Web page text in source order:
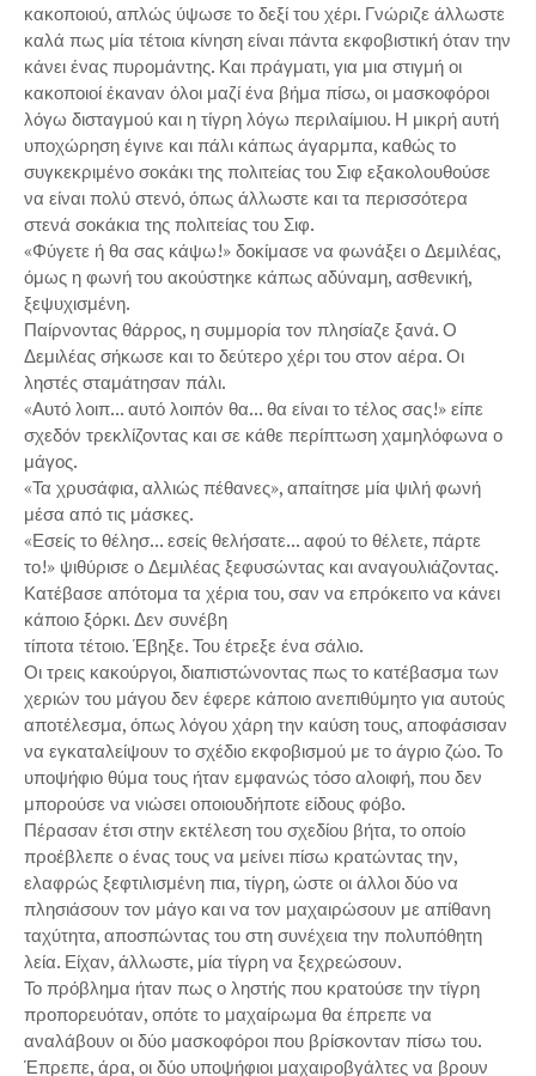
κακοποιού, απλώς ύψωσε το δεξί του χέρι. Γνώριζε άλλωστε
καλά πως μία τέτοια κίνηση είναι πάντα εκφοβιστική όταν την
κάνει ένας πυρομάντης. Και πράγματι, για μια στιγμή οι
κακοποιοί έκαναν όλοι μαζί ένα βήμα πίσω, οι μασκοφόροι
λόγω δισταγμού και η τίγρη λόγω περιλαίμιου. Η μικρή αυτή
υποχώρηση έγινε και πάλι κάπως άγαρμπα, καθώς το
συγκεκριμένο σοκάκι της πολιτείας του Σιφ εξακολουθούσε
να είναι πολύ στενό, όπως άλλωστε και τα περισσότερα
στενά σοκάκια της πολιτείας του Σιφ.
«Φύγετε ή θα σας κάψω!» δοκίμασε να φωνάξει ο Δεμιλέας,
όμως η φωνή του ακούστηκε κάπως αδύναμη, ασθενική,
ξεψυχισμένη.
Παίρνοντας θάρρος, η συμμορία τον πλησίαζε ξανά. Ο
Δεμιλέας σήκωσε και το δεύτερο χέρι του στον αέρα. Οι
ληστές σταμάτησαν πάλι.
«Αυτό λοιπ... αυτό λοιπόν θα... θα είναι το τέλος σας!» είπε
σχεδόν τρεκλίζοντας και σε κάθε περίπτωση χαμηλόφωνα ο
μάγος.
«Τα χρυσάφια, αλλιώς πέθανες», απαίτησε μία ψιλή φωνή
μέσα από τις μάσκες.
«Εσείς το θέλησ... εσείς θελήσατε... αφού το θέλετε, πάρτε
το!» ψιθύρισε ο Δεμιλέας ξεφυσώντας και αναγουλιάζοντας.
Κατέβασε απότομα τα χέρια του, σαν να επρόκειτο να κάνει
κάποιο ξόρκι. Δεν συνέβη
τίποτα τέτοιο. Έβηξε. Του έτρεξε ένα σάλιο.
Οι τρεις κακούργοι, διαπιστώνοντας πως το κατέβασμα των
χεριών του μάγου δεν έφερε κάποιο ανεπιθύμητο για αυτούς
αποτέλεσμα, όπως λόγου χάρη την καύση τους, αποφάσισαν
να εγκαταλείψουν το σχέδιο εκφοβισμού με το άγριο ζώο. Το
υποψήφιο θύμα τους ήταν εμφανώς τόσο αλοιφή, που δεν
μπορούσε να νιώσει οποιουδήποτε είδους φόβο.
Πέρασαν έτσι στην εκτέλεση του σχεδίου βήτα, το οποίο
προέβλεπε ο ένας τους να μείνει πίσω κρατώντας την,
ελαφρώς ξεφτιλισμένη πια, τίγρη, ώστε οι άλλοι δύο να
πλησιάσουν τον μάγο και να τον μαχαιρώσουν με απίθανη
ταχύτητα, αποσπώντας του στη συνέχεια την πολυπόθητη
λεία. Είχαν, άλλωστε, μία τίγρη να ξεχρεώσουν.
Το πρόβλημα ήταν πως ο ληστής που κρατούσε την τίγρη
προπορευόταν, οπότε το μαχαίρωμα θα έπρεπε να
αναλάβουν οι δύο μασκοφόροι που βρίσκονταν πίσω του.
Έπρεπε, άρα, οι δύο υποψήφιοι μαχαιροβγάλτες να βρουν